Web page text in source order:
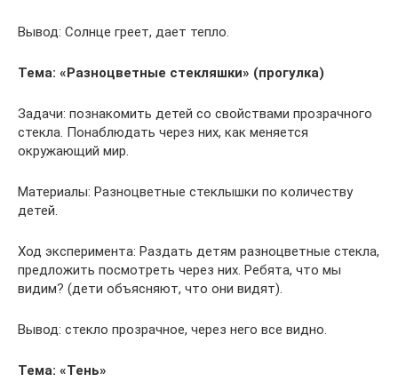
Вывод: Солнце греет, дает тепло.
Тема: «Разноцветные стекляшки» (прогулка)
Задачи: познакомить детей со свойствами прозрачного
стекла. Понаблюдать через них, как меняется
окружающий мир.
Материалы: Разноцветные стеклышки по количеству
детей.
Ход эксперимента: Раздать детям разноцветные стекла,
предложить посмотреть через них. Ребята, что мы
видим? (дети объясняют, что они видят).
Вывод: стекло прозрачное, через него все видно.
Тема: «Тень»